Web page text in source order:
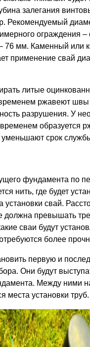
залегания
Рекомендуемый
ограждения
76 мм. Каменный или
применение свай
литые
ржавеют
разрушения. У
образуется
уменьшают срок
фундамента по
нить, где будет
установки свай.
должна превышать
сваи будут
более
первую и
Они будут
Между ними
места установки труб.